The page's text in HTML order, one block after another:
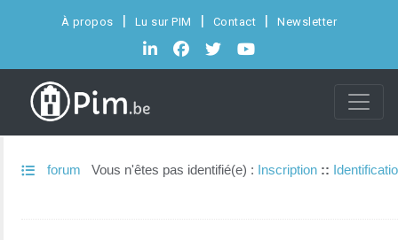
À propos Lu sur PIM Contact Newsletter
forum Vous n'êtes pas identifié(e) : Inscription ::